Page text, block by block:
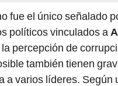
fue el único señalado
políticos vinculados a
percepción de
también tienen
a varios líderes. Según